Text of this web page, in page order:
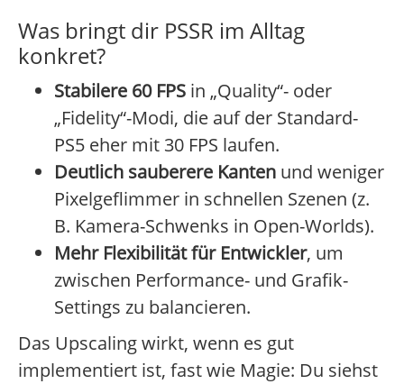
Was bringt dir PSSR im Alltag
konkret?
Stabilere 60 FPS in „Quality“- oder
„Fidelity“-Modi, die auf der Standard-
PS5 eher mit 30 FPS laufen.
Deutlich sauberere Kanten und weniger
Pixelgeflimmer in schnellen Szenen (z.
B. Kamera-Schwenks in Open-Worlds).
Mehr Flexibilität für Entwickler, um
zwischen Performance- und Grafik-
Settings zu balancieren.
Das Upscaling wirkt, wenn es gut
implementiert ist, fast wie Magie: Du siehst